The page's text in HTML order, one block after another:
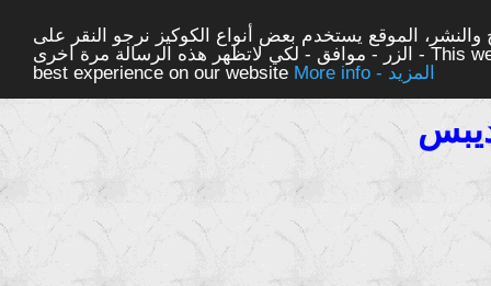
الموقع يستخدم بعض أنواع الكوكيز نرجو النقر على
الزر - موافق - لكي لاتظهر هذه الرسالة مرة اخرى - This website uses cookies to ensure you get the
best experience on our website
More info - المزيد